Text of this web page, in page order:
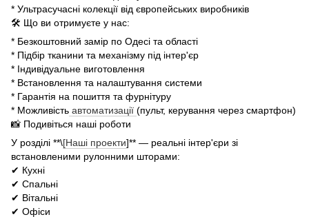
* Ультрасучасні колекції від європейських виробників
🛠 Що ви отримуєте у нас:
* Безкоштовний замір по Одесі та області
* Підбір тканини та механізму під інтер'єр
* Індивідуальне виготовлення
* Встановлення та налаштування системи
* Гарантія на пошиття та фурнітуру
* Можливість автоматизації (пульт, керування через смартфон)
📸 Подивіться наші роботи
У розділі **\[Наші проекти]** — реальні інтер'єри зі
встановленими рулонними шторами:
✔ Кухні
✔ Спальні
✔ Вітальні
✔ Офіси